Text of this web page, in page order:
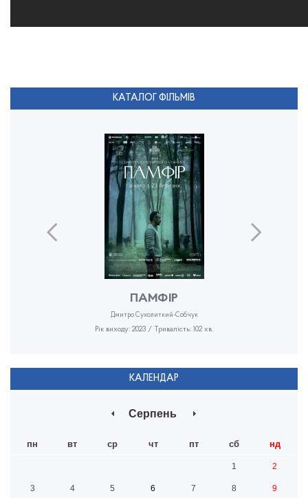
КАТАЛОГ ФІЛЬМІВ
ПАМФІР
Дмитро Сухолиткий-Собчук
Рік виходу: 2023 / Тривалість: 102 хв.
КАЛЕНДАР
Серпень
пн вт ср чт пт сб нд
1 2
3 4 5 6 7 8 9